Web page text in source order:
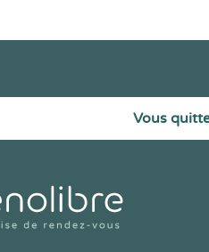
Vous